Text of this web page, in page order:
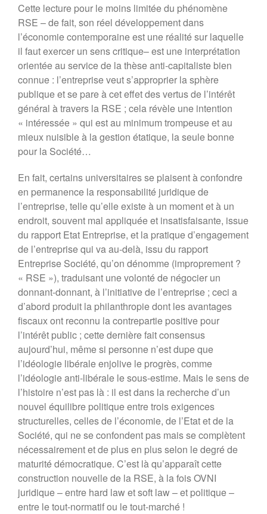
Forum 2021
Forum 2020
Forum 2019
Forum 2018
Forum 2017
Contact
Forum 2026
Dialogue MR21 – Stop au culte
de la performance dans
l’entreprise
Dialogue MR12 – La CS3D :
Force ou talon d’Achille des
entreprises européennes ?
Dialogues MR21 « Le spatial
au service du monde marin ? »
« Faut-il avoir peur de la
population mondiale ? »
Cette lecture pour le moins limitée du phénomène
RSE – de fait, son réel développement dans
l’économie contemporaine est une réalité sur laquelle
il faut exercer un sens critique– est une interprétation
orientée au service de la thèse anti-capitaliste bien
connue : l’entreprise veut s’approprier la sphère
publique et se pare à cet effet des vertus de l’intérêt
général à travers la RSE ; cela révèle une intention
« intéressée » qui est au minimum trompeuse et au
mieux nuisible à la gestion étatique, la seule bonne
pour la Société…
En fait, certains universitaires se plaisent à confondre
en permanence la responsabilité juridique de
l’entreprise, telle qu’elle existe à un moment et à un
endroit, souvent mal appliquée et insatisfaisante, issue
du rapport Etat Entreprise, et la pratique d’engagement
de l’entreprise qui va au-delà, issu du rapport
Entreprise Société, qu’on dénomme (improprement ?
« RSE »), traduisant une volonté de négocier un
donnant-donnant, à l’initiative de l’entreprise ; ceci a
d’abord produit la philanthropie dont les avantages
fiscaux ont reconnu la contrepartie positive pour
l’intérêt public ; cette dernière fait consensus
aujourd’hui, même si personne n’est dupe que
l’idéologie libérale enjolive le progrès, comme
l’idéologie anti-libérale le sous-estime. Mais le sens de
l’histoire n’est pas là : il est dans la recherche d’un
nouvel équilibre politique entre trois exigences
structurelles, celles de l’économie, de l’Etat et de la
Société, qui ne se confondent pas mais se complètent
nécessairement et de plus en plus selon le degré de
maturité démocratique. C’est là qu’apparaît cette
construction nouvelle de la RSE, à la fois OVNI
juridique – entre hard law et soft law – et politique –
entre le tout-normatif ou le tout-marché !